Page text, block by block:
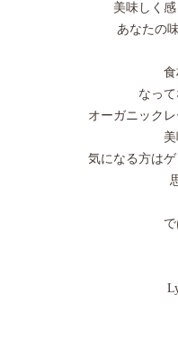
美味しく
あなたの
なっ
オーガニック
気になる方は